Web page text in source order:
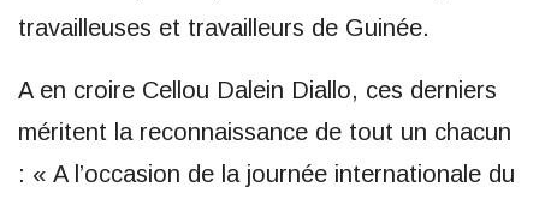
travailleuses et travailleurs de Guinée.
A en croire Cellou Dalein Diallo, ces derniers
méritent la reconnaissance de tout un chacun
: « A l’occasion de la journée internationale du